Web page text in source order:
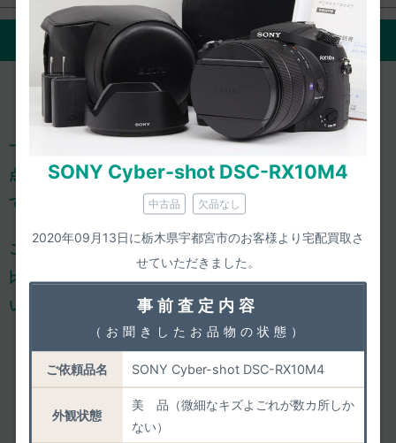
SONY Cyber-shot DSC-RX10M4
中古品 欠品なし
2020年09月13日に栃木県宇都宮市のお客様より宅配買取さ
せていただきました。
事前査定内容
（お聞きしたお品物の状態）
ご依頼品名 SONY Cyber-shot DSC-RX10M4
外観状態
美 品（微細なキズよごれが数カ所しか
ない）
ご評価の詳細をみる
一心堂は、減額ありきの「買取上限価格」を掲載せず、
点一点、きちんと事前査定し、正確な査定価格をご案内し
ております。
ご依頼のひと手間はおかけするのですが、確かな価格での
比較検討や気軽な相談ができるからこそ、納得してお任せ
いただけ、高い満足度につながっております。
皆様の満足度 4.85/5.00
2026年08月07日までのご評価